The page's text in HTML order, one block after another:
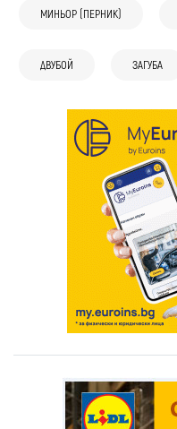
МИНЬОР (ПЕРНИК)
ДВУБОЙ ЗАГУБА